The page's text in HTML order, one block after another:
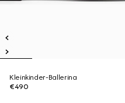
Kleinkinder-Ballerina
€490